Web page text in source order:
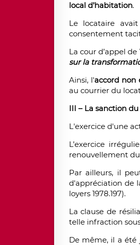
local d’habitation.
Le locataire
consentement
La cour d’appel
sur la
Ainsi, l'accord non
au courrier du
III – La sanction
L'exercice d'une
L’exercice
renouvellement du
Par ailleurs, il
d'appréciation de
loyers 1978.197).
La clause de
telle infraction
De même, il a